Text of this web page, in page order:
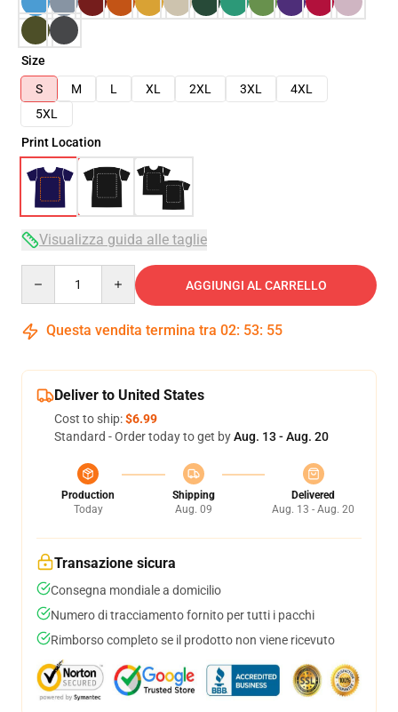
Size
S
M L XL 2XL 3XL
4XL
5XL
Print Location
Visualizza guida alle taglie
AGGIUNGI AL CARRELLO
Questa vendita termina tra 02: 53: 54
Deliver to United States
Cost to ship:$6.99
Standard - Order today to get byAug. 13 - Aug. 20
Production
Today
Shipping
Aug. 09
Delivered
Aug. 13 - Aug. 20
Transazione sicura
Consegna mondiale a domicilio
Numero di tracciamento fornito per tutti i pacchi
Rimborso completo se il prodotto non viene ricevuto